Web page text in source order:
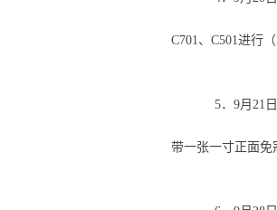
C701、C501进行
5．9月21
带一张一寸正面免